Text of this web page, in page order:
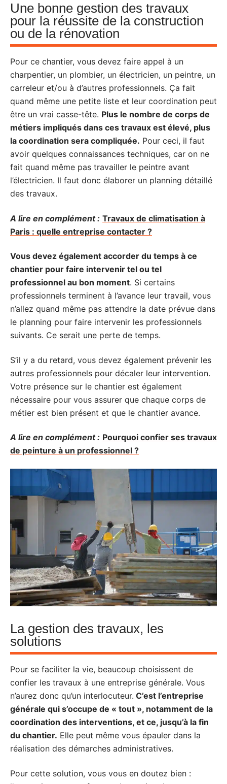
Une bonne gestion des travaux
pour la réussite de la construction
ou de la rénovation
Pour ce chantier, vous devez faire appel à un
charpentier, un plombier, un électricien, un peintre, un
carreleur et/ou à d’autres professionnels. Ça fait
quand même une petite liste et leur coordination peut
être un vrai casse-tête. Plus le nombre de corps de
métiers impliqués dans ces travaux est élevé, plus
la coordination sera compliquée. Pour ceci, il faut
avoir quelques connaissances techniques, car on ne
fait quand même pas travailler le peintre avant
l’électricien. Il faut donc élaborer un planning détaillé
des travaux.
A lire en complément : Travaux de climatisation à
Paris : quelle entreprise contacter ?
Vous devez également accorder du temps à ce
chantier pour faire intervenir tel ou tel
professionnel au bon moment. Si certains
professionnels terminent à l’avance leur travail, vous
n’allez quand même pas attendre la date prévue dans
le planning pour faire intervenir les professionnels
suivants. Ce serait une perte de temps.
S’il y a du retard, vous devez également prévenir les
autres professionnels pour décaler leur intervention.
Votre présence sur le chantier est également
nécessaire pour vous assurer que chaque corps de
métier est bien présent et que le chantier avance.
A lire en complément : Pourquoi confier ses travaux
de peinture à un professionnel ?
La gestion des travaux, les
solutions
Pour se faciliter la vie, beaucoup choisissent de
confier les travaux à une entreprise générale. Vous
n’aurez donc qu’un interlocuteur. C’est l’entreprise
générale qui s’occupe de « tout », notamment de la
coordination des interventions, et ce, jusqu’à la fin
du chantier. Elle peut même vous épauler dans la
réalisation des démarches administratives.
Pour cette solution, vous vous en doutez bien :